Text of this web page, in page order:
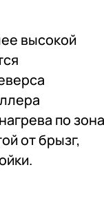
высокой
по
от брызг,